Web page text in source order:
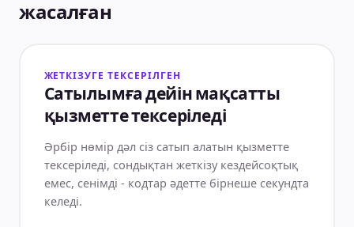
жасалған
ЖЕТКІЗУГЕ ТЕКСЕРІЛГЕН
Сатылымға дейін мақсатты
қызметте тексеріледі
Әрбір нөмір дәл сіз сатып алатын қызметте
тексеріледі, сондықтан жеткізу кездейсоқтық
емес, сенімді - кодтар әдетте бірнеше секундта
келеді.